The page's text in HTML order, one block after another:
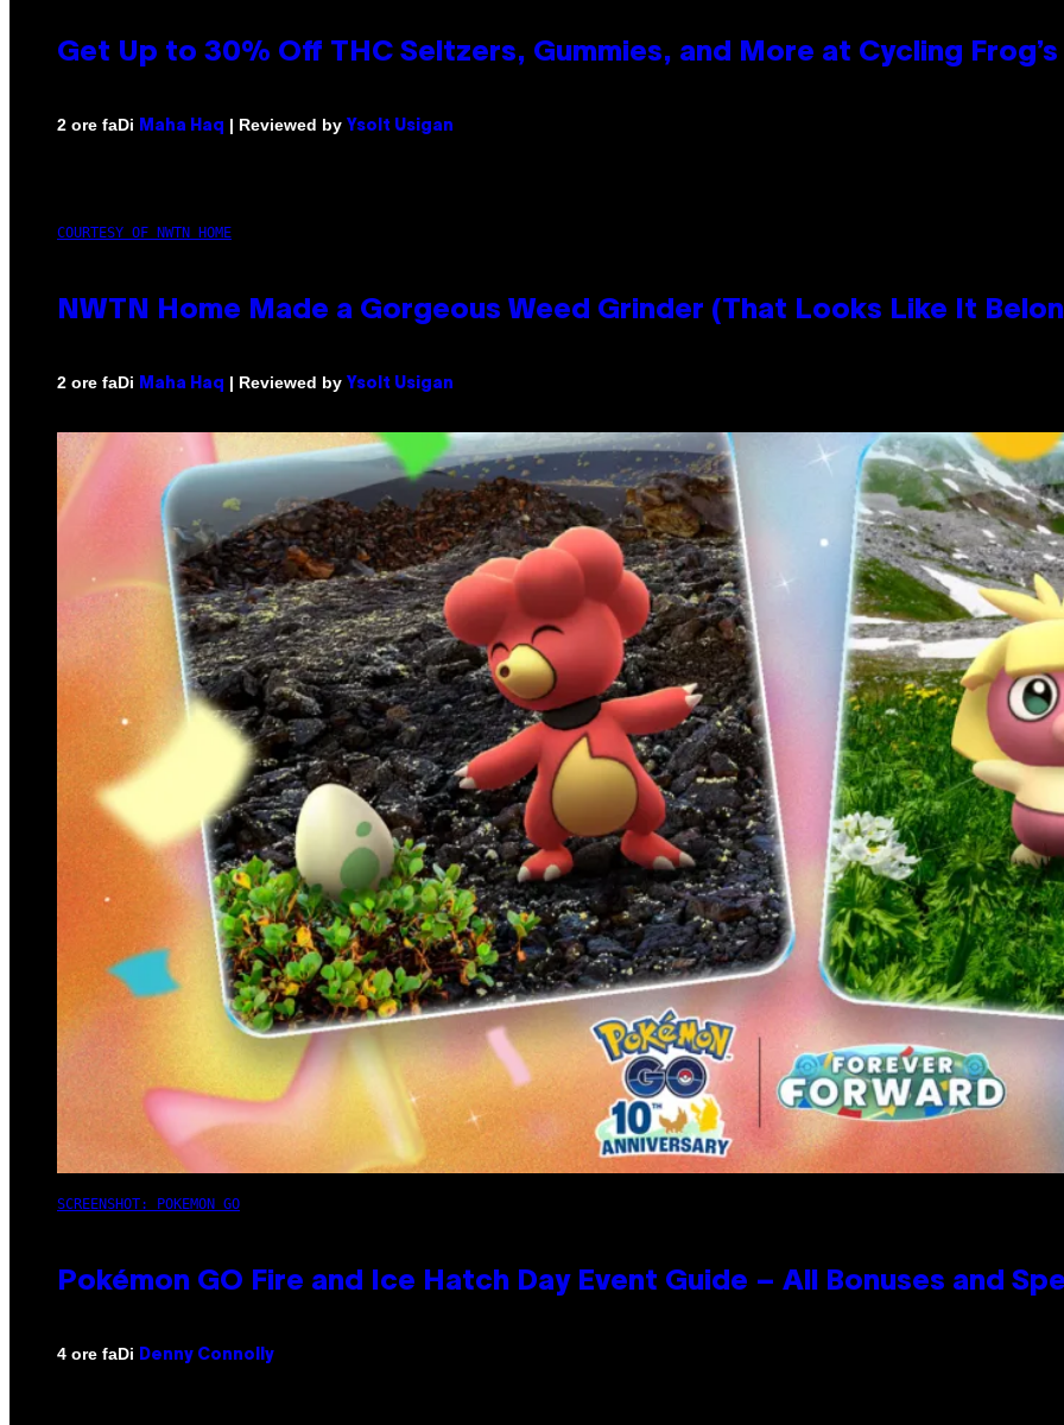
Get Up to 30% Off THC Seltzers, Gummies, and More at Cycling
2 ore faDi Maha Haq | Reviewed by Ysolt Usigan
COURTESY OF NWTN HOME
NWTN Home Made a Gorgeous Weed Grinder (That Looks Like It
2 ore faDi Maha Haq | Reviewed by Ysolt Usigan
SCREENSHOT: POKEMON GO
Pokémon GO Fire and Ice Hatch Day Event Guide – All Bonuses and
4 ore faDi Denny Connolly